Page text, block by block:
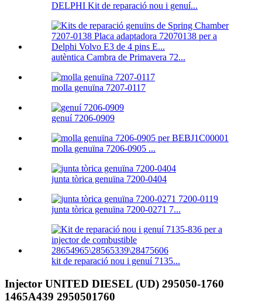
DELPHI Kit de reparació nou i genuí...
autèntica Cambra de Primavera 72...
molla genuïna 7207-0117
genuí 7206-0909
molla genuïna 7206-0905 ...
junta tòrica genuïna 7200-0404
junta tòrica genuïna 7200-0271 7...
kit de reparació nou i genuí 7135...
Injector UNITED DIESEL (UD) 295050-1760
1465A439 2950501760